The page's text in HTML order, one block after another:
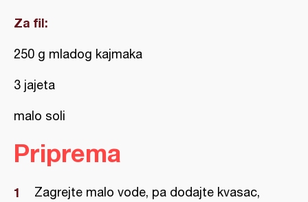
Za fil:
250 g mladog kajmaka
3 jajeta
malo soli
Priprema
Zagrejte malo vode, pa dodajte kvasac,